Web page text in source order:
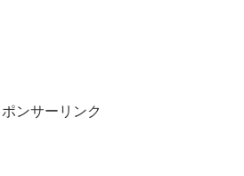
ポンサーリンク